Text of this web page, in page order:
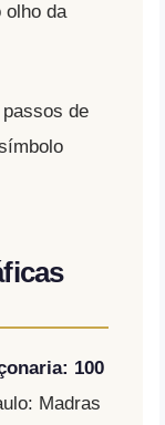
olho da
passos de
100
Madras